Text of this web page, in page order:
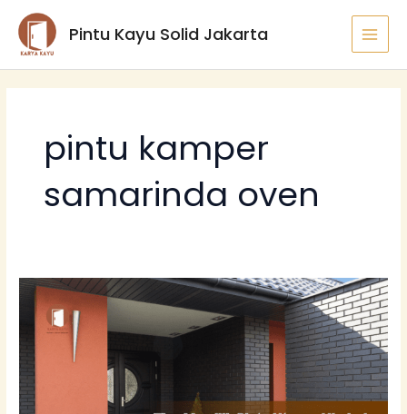
Lewati
konten
Pintu Kayu Solid Jakarta
pintu kamper
samarinda oven
Tips
Memilih
Pintu
Hindari
Masalah